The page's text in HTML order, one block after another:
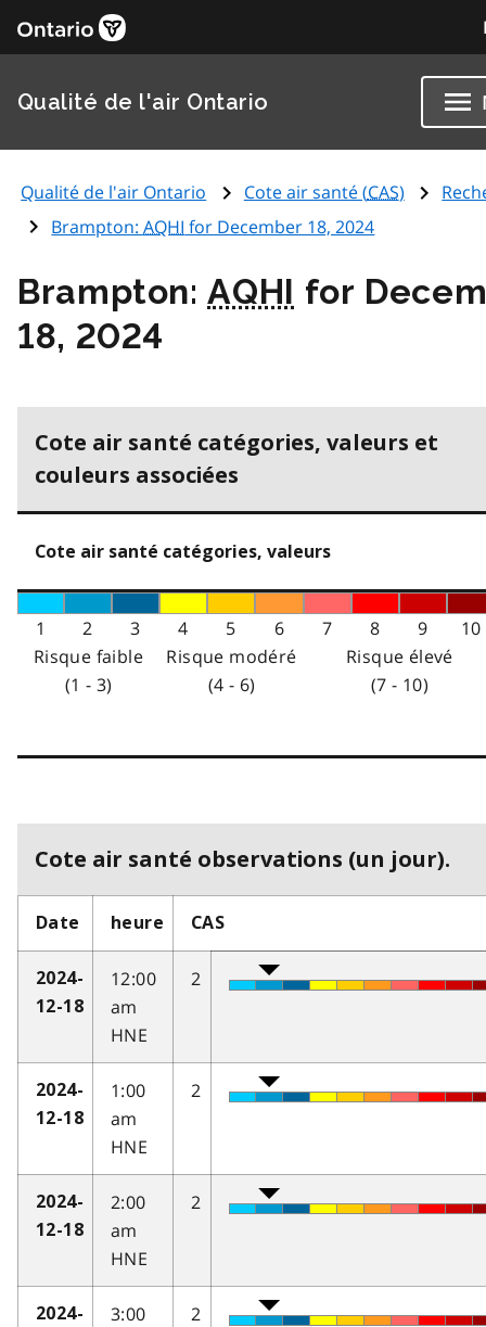
Qualité de l'air Ontario
Qualité de l'air Ontario Cote air santé (CAS)
Brampton:AQHI for December 18, 2024
Brampton:AQHI for
18, 2024
Cote air santé catégories, valeurs et
couleurs associées
Cote air santé catégories, valeurs
1 2 3 4 5 6 7 8 9
10
Risque faible
(1 - 3)
Risque modéré
(4 - 6)
Risque élevé
(7 - 10)
Cote air santé observations (un jour).
Date heure CAS
2024-
12-18
12:00
am
HNE
2
2024-
12-18
1:00
am
HNE
2
2024-
12-18
2:00
am
HNE
2
2024-
3:00
2